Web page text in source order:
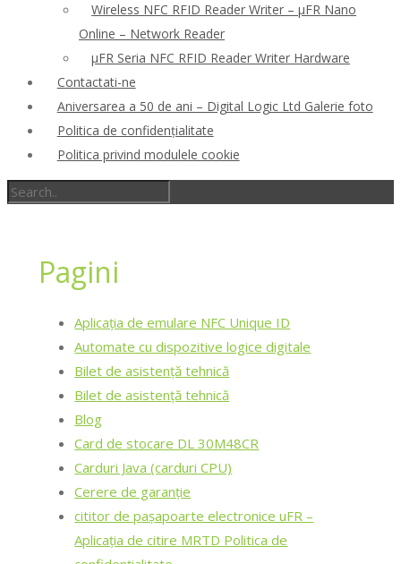
Wireless NFC RFID Reader Writer – μFR Nano
Online – Network Reader
μFR Seria NFC RFID Reader Writer Hardware
Contactati-ne
Aniversarea a 50 de ani – Digital Logic Ltd Galerie foto
Politica de confidenţialitate
Politica privind modulele cookie
Pagini
Aplicația de emulare NFC Unique ID
Automate cu dispozitive logice digitale
Bilet de asistență tehnică
Bilet de asistență tehnică
Blog
Card de stocare DL 30M48CR
Carduri Java (carduri CPU)
Cerere de garanție
cititor de pașapoarte electronice uFR –
Aplicația de citire MRTD Politica de